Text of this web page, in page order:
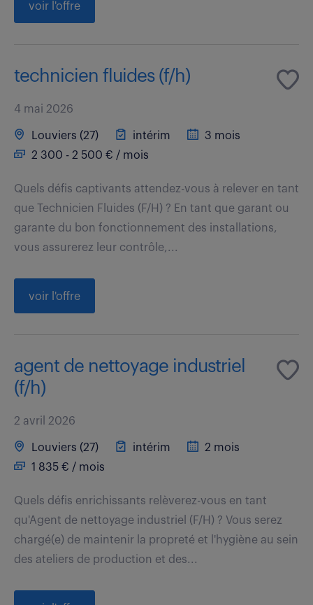
voir l'offre
technicien fluides (f/h)
4 mai 2026
Louviers (27) intérim
3 mois
2 300 - 2 500 € / mois
Quels défis captivants attendez-vous à relever en tant
que Technicien Fluides (F/H) ? En tant que garant ou
garante du bon fonctionnement des installations,
vous assurerez leur contrôle,...
voir l'offre
agent de nettoyage industriel
(f/h)
2 avril 2026
Louviers (27) intérim
2 mois
1 835 € / mois
Quels défis enrichissants relèverez-vous en tant
qu'Agent de nettoyage industriel (F/H) ? Vous serez
chargé(e) de maintenir la propreté et l'hygiène au sein
des ateliers de production et des...